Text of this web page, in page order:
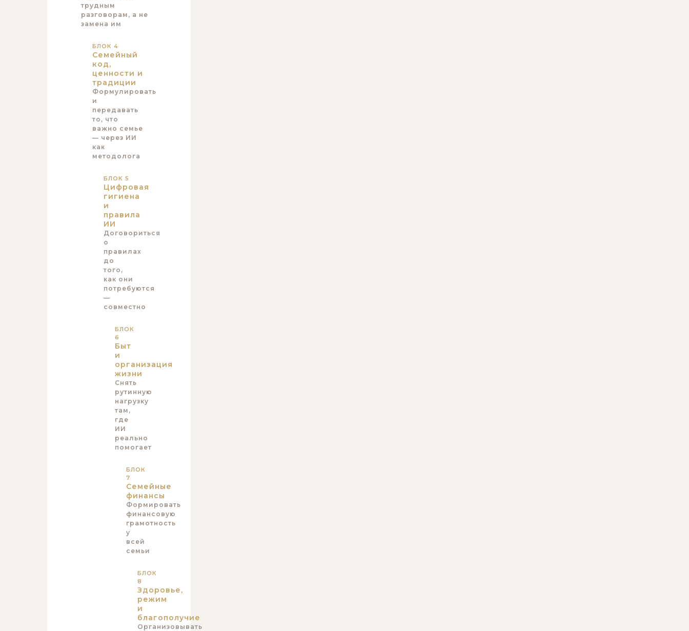
трудным
разговорам, а не
замена им
БЛОК 4
Семейный
код,
ценности и
традиции
Формулировать
и
передавать
то, что
важно семье
— через ИИ
как
методолога
БЛОК 5
Цифровая
гигиена
и
правила
ИИ
Договориться
о
правилах
до
того,
как они
потребуются
—
совместно
БЛОК
6
Быт
и
организация
жизни
Снять
рутинную
нагрузку
там,
где
ИИ
реально
помогает
БЛОК
7
Семейные
финансы
Формировать
финансовую
грамотность
у
всей
семьи
БЛОК
8
Здоровье,
режим
и
благополучие
Организовывать